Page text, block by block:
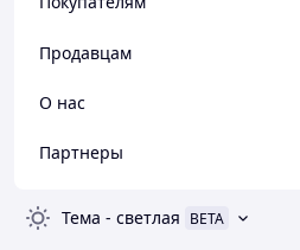
Продавцам
О нас
Партнеры
Тема - светлая BETA